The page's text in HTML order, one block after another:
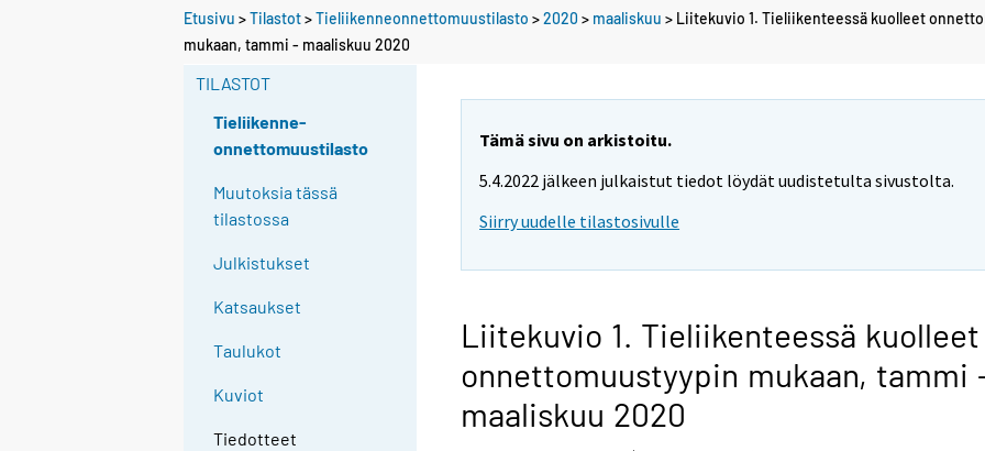
Etusivu >Tilastot>Tieliikenneonnettomuustilasto >2020 > maaliskuu > Liitekuvio 1. Tieliikenteessä kuolleet
mukaan, tammi - maaliskuu 2020
TILASTOT
Tieliikenne-
onnettomuustilasto
Muutoksia tässä
tilastossa
Julkistukset
Katsaukset
Taulukot
Kuviot
Tiedotteet
Tämä sivu on arkistoitu.
5.4.2022 jälkeen julkaistut tiedot löydät uudistetulta sivustolta.
Siirry uudelle tilastosivulle
Liitekuvio 1. Tieliikenteessä kuolleet
onnettomuustyypin mukaan, tammi
maaliskuu 2020